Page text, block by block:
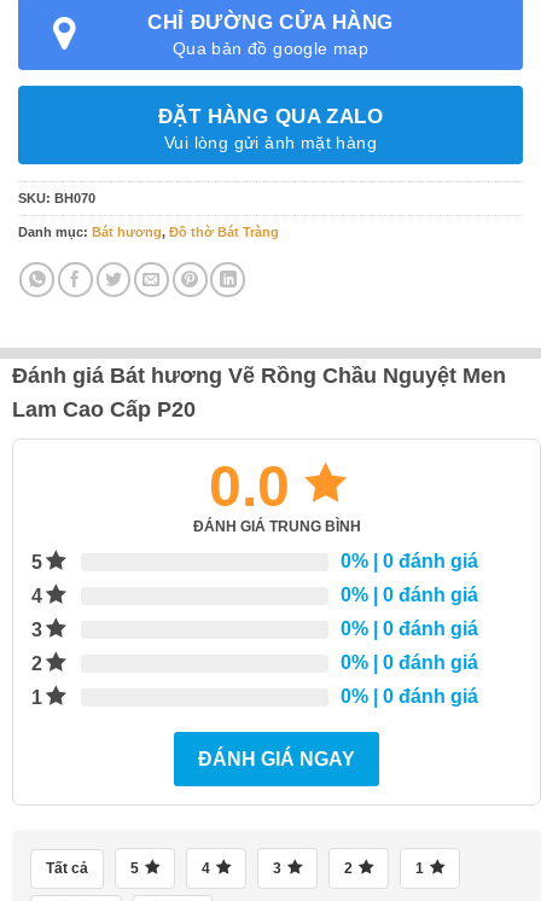
CHỈ ĐƯỜNG CỬA HÀNG
Qua bản đồ google map
ĐẶT HÀNG QUA ZALO
Vui lòng gửi ảnh mặt hàng
SKU: BH070
Danh mục: Bát hương, Đồ thờ Bát Tràng
Đánh giá Bát hương Vẽ Rồng Chầu Nguyệt Men
Lam Cao Cấp P20
0.0
ĐÁNH GIÁ TRUNG BÌNH
5 0% | 0 đánh giá
4
0% | 0 đánh giá
3
0% | 0 đánh giá
2
0% | 0 đánh giá
1
0% | 0 đánh giá
ĐÁNH GIÁ NGAY
Tất cả 5 4 3 2 1